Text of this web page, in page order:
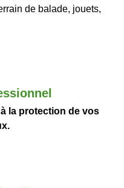
de balade, jouets,
la protection de vos